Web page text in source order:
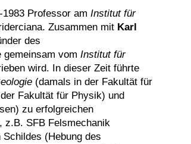
Professor am Institut für
Zusammen mit Karl
des
gemeinsam vom Institut für
wird. In dieser Zeit führte
(damals in der Fakultät für
Fakultät für Physik) und
zu erfolgreichen
z.B. SFB Felsmechanik
(Hebung des